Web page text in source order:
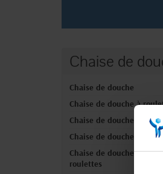
Chaise de
Chaise de douche
Chaise de douche à
Chaise de douche percée
Chaise de douche pliante
Chaise de douche percée
roulettes